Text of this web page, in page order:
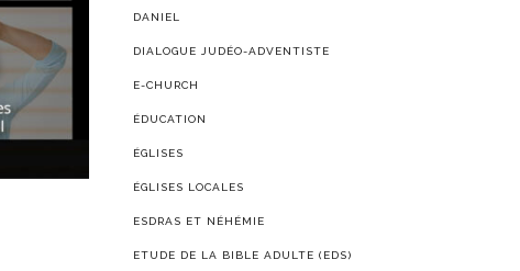
DANIEL
DIALOGUE JUDÉO-ADVENTISTE
E-CHURCH
ÉDUCATION
ÉGLISES
ÉGLISES LOCALES
ESDRAS ET NÉHÉMIE
ETUDE DE LA BIBLE ADULTE (EDS)